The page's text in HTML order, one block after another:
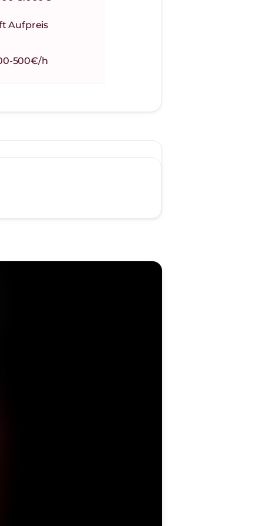
Aufpreis
500€/h